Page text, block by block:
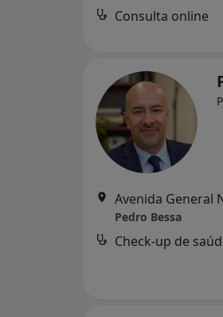
Consulta online
Pedro Bessa
Check-up de